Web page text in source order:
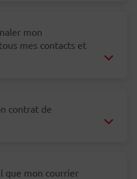
mon
mes contacts et
contrat de
que mon courrier